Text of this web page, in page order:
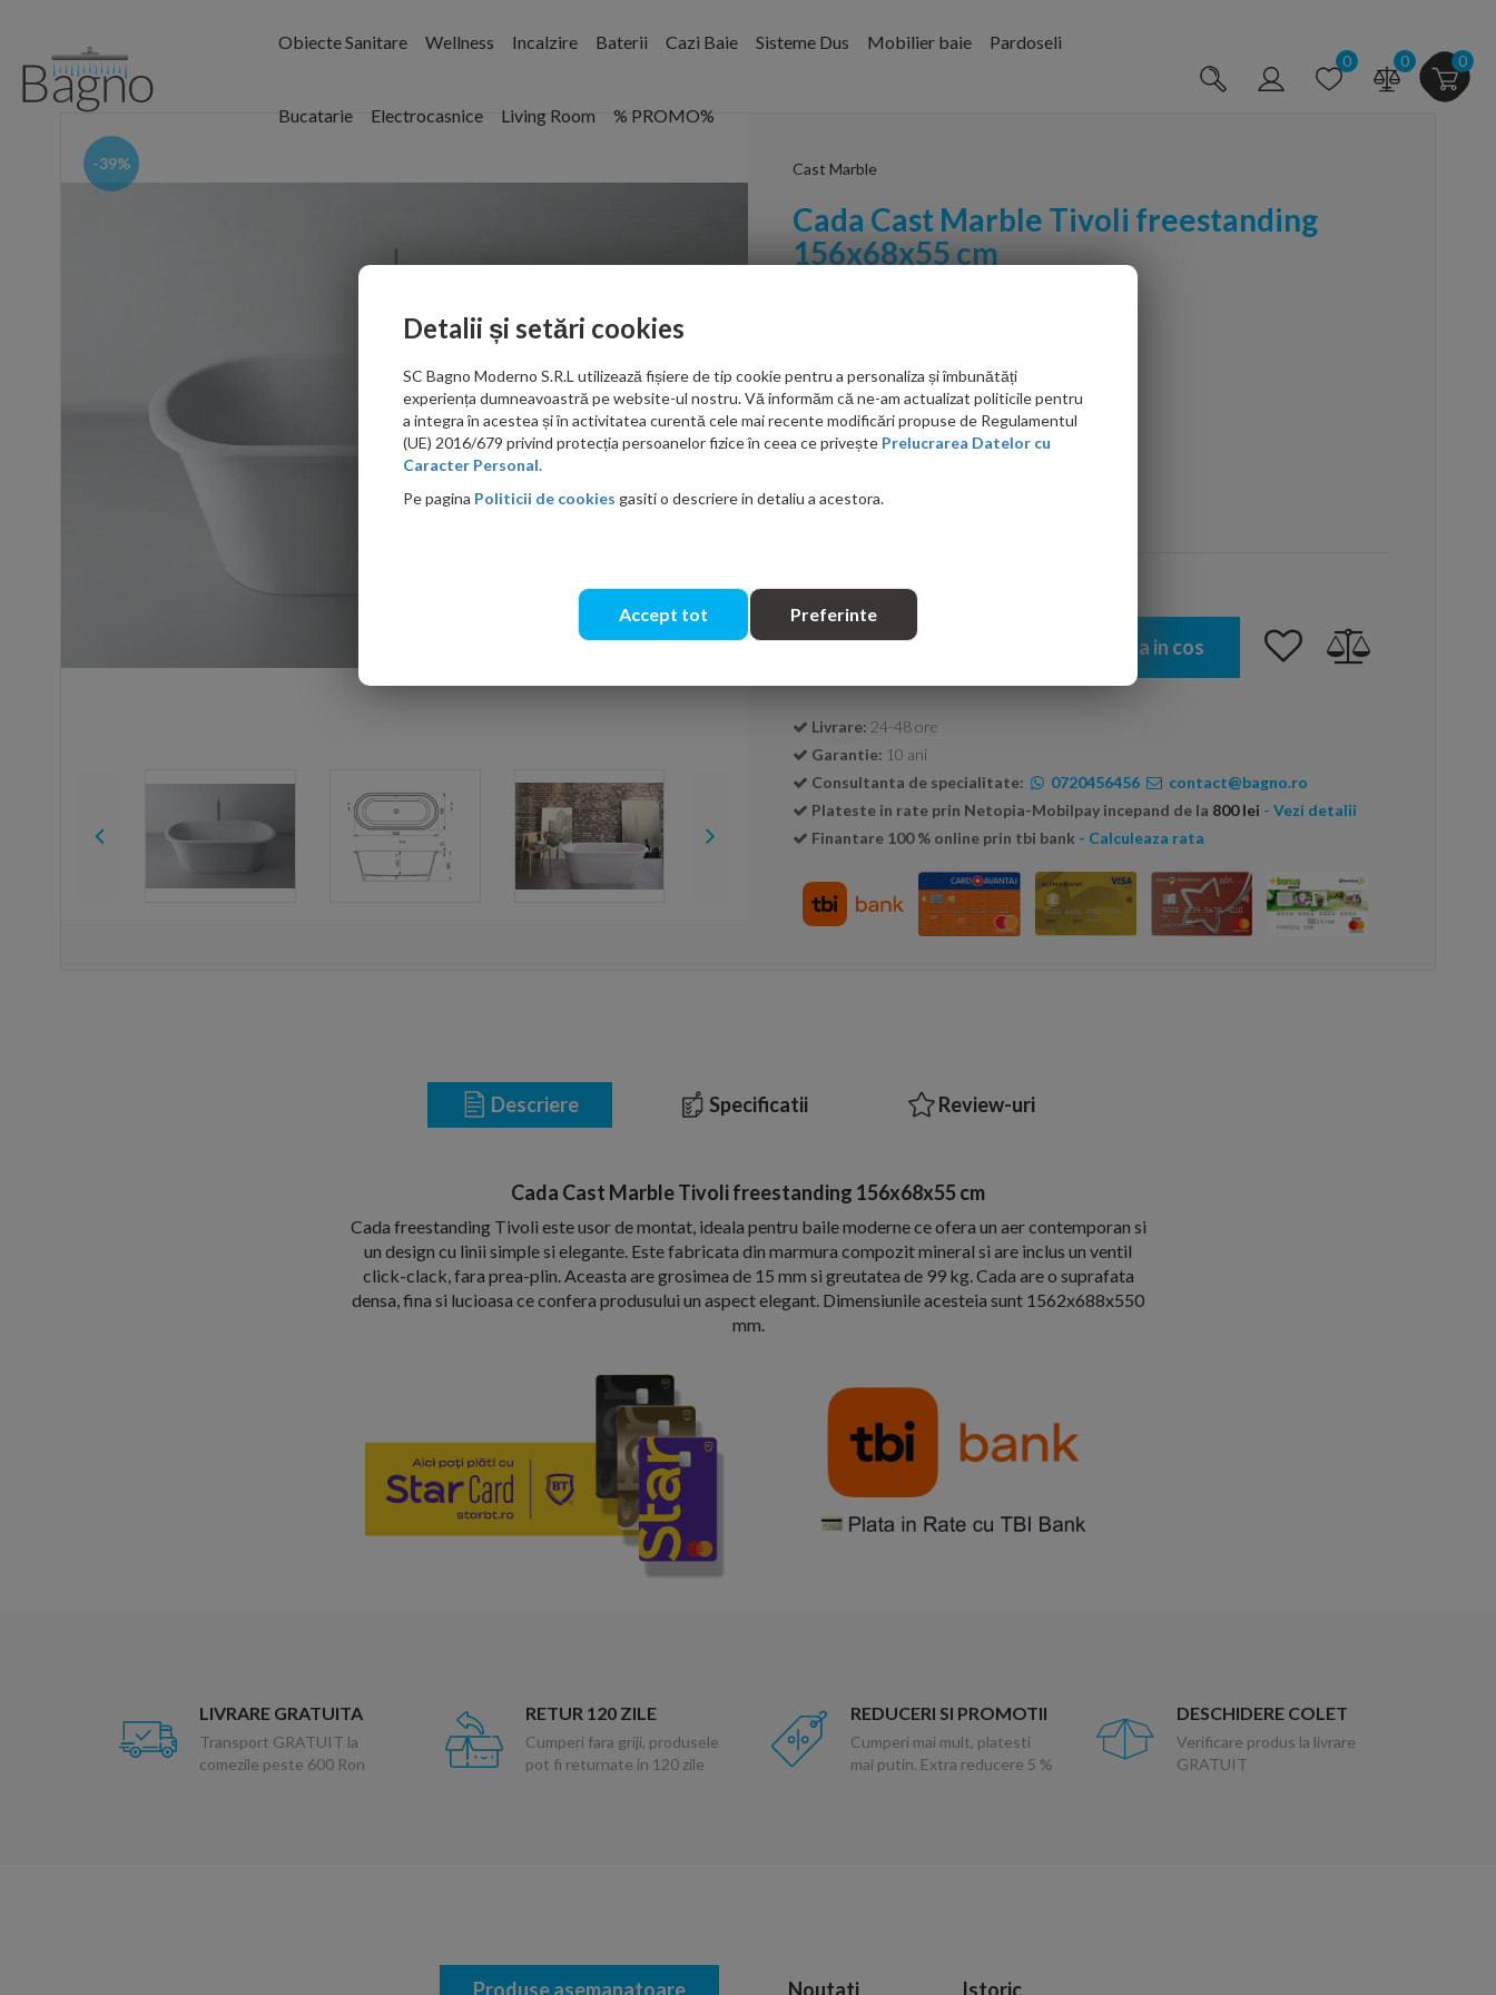
Obiecte Sanitare Wellness Incalzire Baterii Cazi Baie Sisteme Dus Mobilier baie Pardoseli
Bucatarie Electrocasnice Living Room % PROMO%
0 0 0
-39% Cast Marble
Cada Cast Marble Tivoli freestanding
156x68x55 cm
4,799.00 RON
Produsul beneficiaza
de extrareducere in
Cantitate: Adauga in cos
Livrare: 24-48 ore
Garantie: 10 ani
Consultanta de specialitate:
0720456456
contact@bagno.ro
Plateste in rate prin Netopia-Mobilpay incepand de la 800 lei - Vezi detalii
Finantare 100 % online prin tbi bank - Calculeaza rata
Descriere Specificatii Review-uri
Cada Cast Marble Tivoli freestanding 156x68x55 cm
Cada freestanding Tivoli este usor de montat, ideala pentru baile moderne ce ofera un aer contemporan si
un design cu linii simple si elegante. Este fabricata din marmura compozit mineral si are inclus un ventil
click-clack, fara prea-plin. Aceasta are grosimea de 15 mm si greutatea de 99 kg. Cada are o suprafata
densa, fina si lucioasa ce confera produsului un aspect elegant. Dimensiunile acesteia sunt 1562x688x550
mm.
LIVRARE GRATUITA
Transport GRATUIT la
comezile peste 600 Ron
RETUR 120 ZILE
Cumperi fara griji, produsele
pot fi returnate in 120 zile
REDUCERI SI PROMOTII
Cumperi mai mult, platesti
mai putin. Extra reducere 5 %
DESCHIDERE COLET
Verificare produs la livrare
GRATUIT
Produse asemanatoare Noutati Istoric
Detalii și setări cookies
SC Bagno Moderno S.R.L utilizează fișiere de tip cookie pentru a personaliza și îmbunătăți
experiența dumneavoastră pe website-ul nostru. Vă informăm că ne-am actualizat politicile pentru
a integra în acestea și în activitatea curentă cele mai recente modificări propuse de Regulamentul
(UE) 2016/679 privind protecția persoanelor fizice în ceea ce privește Prelucrarea Datelor cu
Caracter Personal.
Pe pagina Politicii de cookies gasiti o descriere in detaliu a acestora.
Accept tot Preferinte